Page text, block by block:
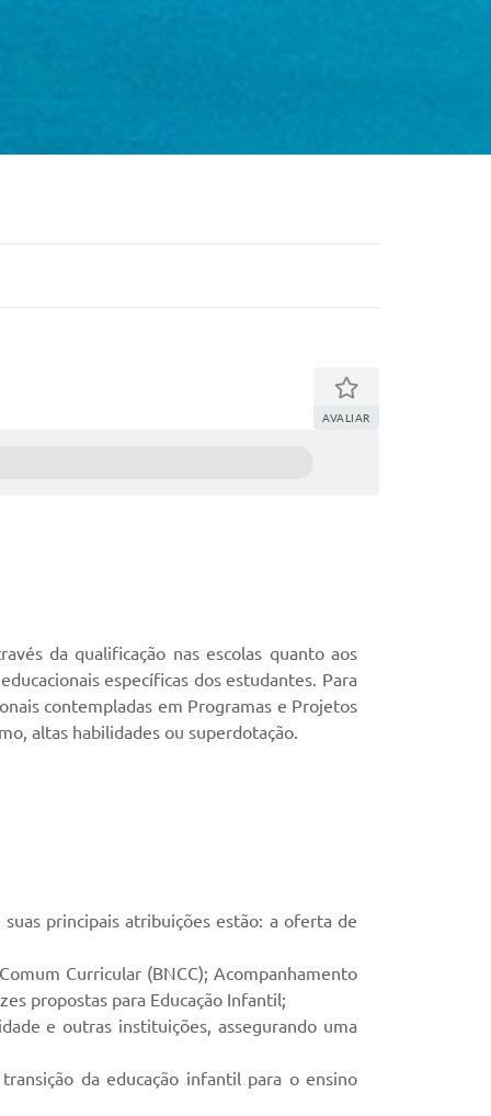
AVALIAR
da qualificação nas escolas quanto aos
específicas dos estudantes. Para
contempladas em Programas e Projetos
altas habilidades ou superdotação.
principais atribuições estão: a oferta de
Curricular (BNCC); Acompanhamento
propostas para Educação Infantil;
e outras instituições, assegurando uma
da educação infantil para o ensino